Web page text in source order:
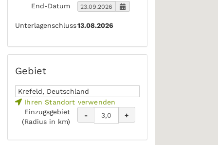
End-Datum
Unterlagenschluss13.08.2026
Gebiet
Ihren Standort verwenden
Einzugsgebiet
(Radius in km)
- +